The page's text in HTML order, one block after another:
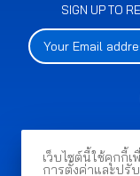
SIGN UP TO
เว็บไซต์นี้ใช้คุกกี้เ
การตั้งค่าและปรั